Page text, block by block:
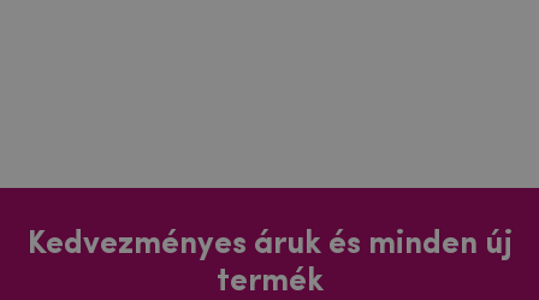
Kedvezményes áruk és minden új
termék